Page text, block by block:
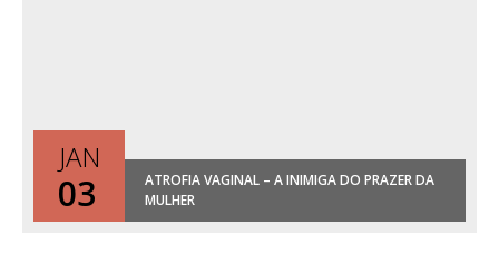
JAN
03
ATROFIA VAGINAL – A INIMIGA DO PRAZER DA
MULHER